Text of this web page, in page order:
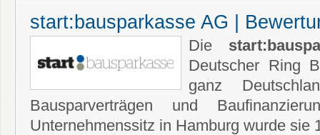
start:bausparkasse AG |
Die
Deutscher Ring
ganz
Bausparverträgen und
Unternehmenssitz in Hamburg wurde sie